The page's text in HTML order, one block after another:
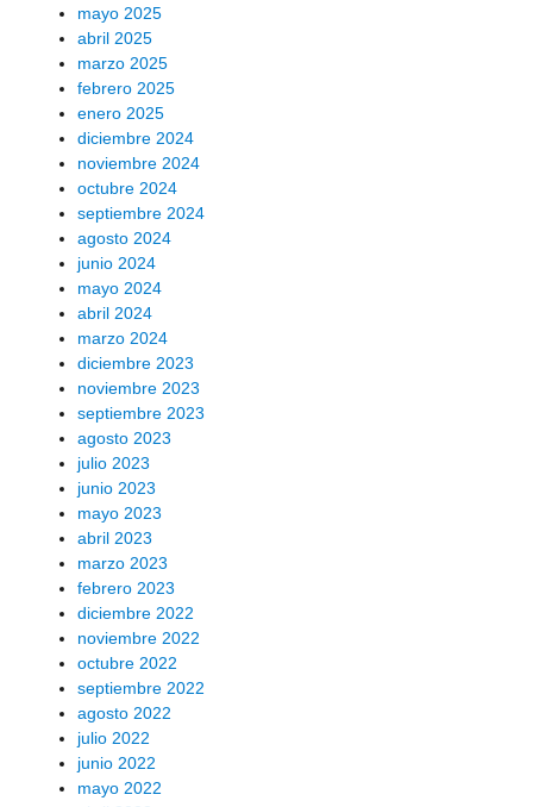
mayo 2025
abril 2025
marzo 2025
febrero 2025
enero 2025
diciembre 2024
noviembre 2024
octubre 2024
septiembre 2024
agosto 2024
junio 2024
mayo 2024
abril 2024
marzo 2024
diciembre 2023
noviembre 2023
septiembre 2023
agosto 2023
julio 2023
junio 2023
mayo 2023
abril 2023
marzo 2023
febrero 2023
diciembre 2022
noviembre 2022
octubre 2022
septiembre 2022
agosto 2022
julio 2022
junio 2022
mayo 2022